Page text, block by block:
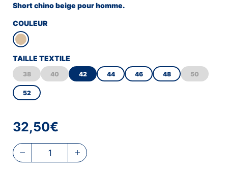
Short chino beige pour homme.
COULEUR
TAILLE TEXTILE
38 40 42 44 46 48 50
52
32,50€